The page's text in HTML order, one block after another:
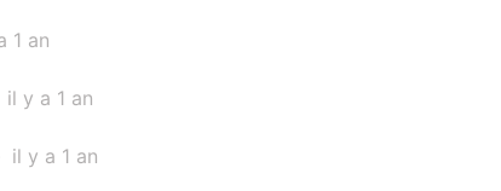
an
y a 1 an
y a 1 an